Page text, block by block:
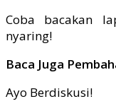
Coba bacakan
nyaring!
Baca Juga
Ayo Berdiskusi!